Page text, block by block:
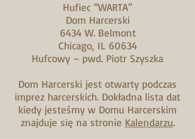
Hufiec “WARTA”
Dom Harcerski
6434 W. Belmont
Chicago, IL 60634
Hufcowy – pwd. Piotr Szyszka
Dom Harcerski jest otwarty podczas
imprez harcerskich. Dokładna lista dat
kiedy jesteśmy w Domu Harcerskim
znajduje się na stronie Kalendarzu.